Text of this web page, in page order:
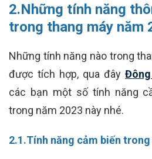
2.Những tính năng
trong thang máy năm
Những tính năng nào trong
được tích hợp, qua đây
các bạn một số tính năng
trong năm 2023 này nhé.
2.1.Tính năng cảm biến